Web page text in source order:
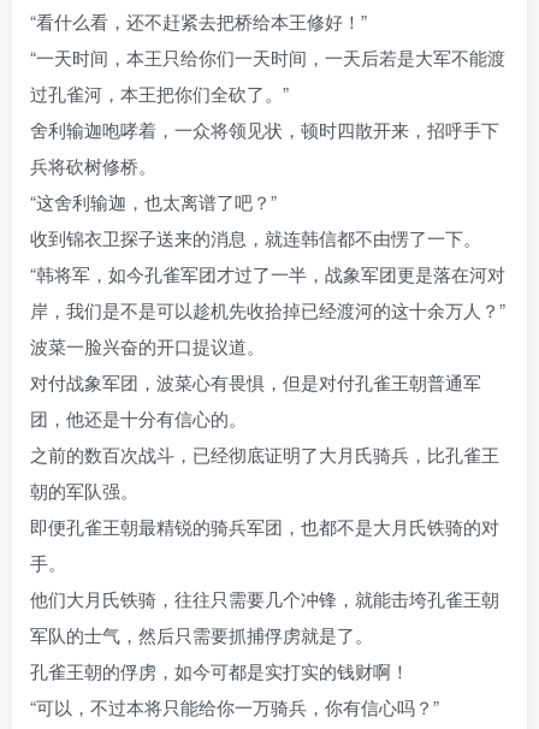
“看什么看，还不赶紧去把桥给本王修好！”
“一天时间，本王只给你们一天时间，一天后若是大军不能渡
过孔雀河，本王把你们全砍了。”
舍利输迦咆哮着，一众将领见状，顿时四散开来，招呼手下
兵将砍树修桥。
“这舍利输迦，也太离谱了吧？”
收到锦衣卫探子送来的消息，就连韩信都不由愣了一下。
“韩将军，如今孔雀军团才过了一半，战象军团更是落在河对
岸，我们是不是可以趁机先收拾掉已经渡河的这十余万人？”
波菜一脸兴奋的开口提议道。
对付战象军团，波菜心有畏惧，但是对付孔雀王朝普通军
团，他还是十分有信心的。
之前的数百次战斗，已经彻底证明了大月氏骑兵，比孔雀王
朝的军队强。
即便孔雀王朝最精锐的骑兵军团，也都不是大月氏铁骑的对
手。
他们大月氏铁骑，往往只需要几个冲锋，就能击垮孔雀王朝
军队的士气，然后只需要抓捕俘虏就是了。
孔雀王朝的俘虏，如今可都是实打实的钱财啊！
“可以，不过本将只能给你一万骑兵，你有信心吗？”